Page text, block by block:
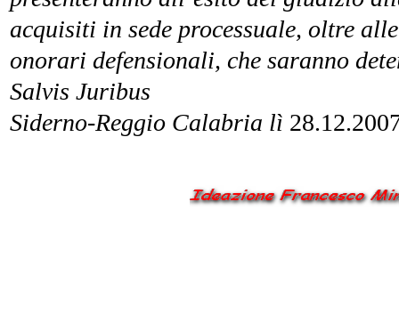
acquisiti in sede processuale, oltre
onorari defensionali, che saranno
Salvis Juribus
Siderno-Reggio Calabria lì